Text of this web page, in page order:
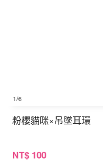
1/6
粉櫻貓咪×吊墜耳環
NT$ 100